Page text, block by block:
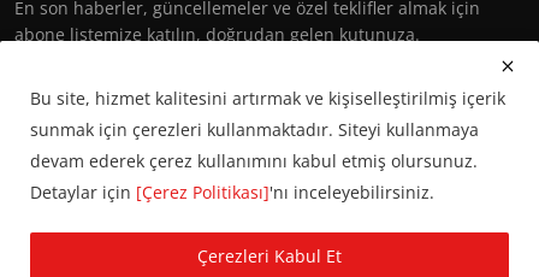
En son haberler, güncellemeler ve özel teklifler almak için
abone listemize katılın, doğrudan gelen kutunuza.
Abone Ol
KVKK Aydınlatma Metni
Bu site, hizmet kalitesini artırmak ve kişiselleştirilmiş içerik
sunmak için çerezleri kullanmaktadır. Siteyi kullanmaya
devam ederek çerez kullanımını kabul etmiş olursunuz.
Detaylar için [Çerez Politikası]'nı inceleyebilirsiniz.
Çerezleri Kabul Et